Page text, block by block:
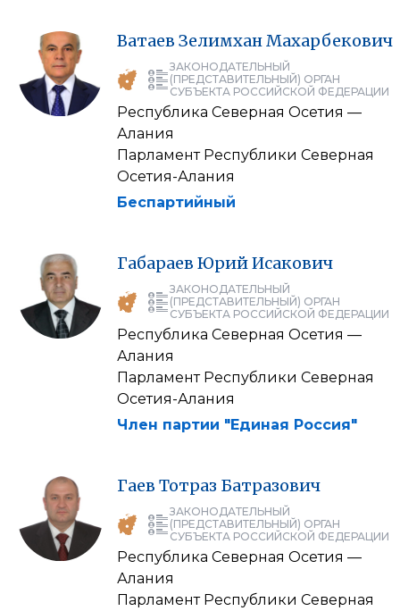
Ватаев Зелимхан Махарбекович
ЗАКОНОДАТЕЛЬНЫЙ
(ПРЕДСТАВИТЕЛЬНЫЙ) ОРГАН
СУБЪЕКТА РОССИЙСКОЙ ФЕДЕРАЦИИ
Республика Северная Осетия —
Алания
Парламент Республики Северная
Осетия-Алания
Беспартийный
Габараев ЮрийИсакович
ЗАКОНОДАТЕЛЬНЫЙ
(ПРЕДСТАВИТЕЛЬНЫЙ) ОРГАН
СУБЪЕКТА РОССИЙСКОЙ ФЕДЕРАЦИИ
Республика Северная Осетия —
Алания
Парламент Республики Северная
Осетия-Алания
Член партии "Единая Россия"
Гаев Тотраз Батразович
ЗАКОНОДАТЕЛЬНЫЙ
(ПРЕДСТАВИТЕЛЬНЫЙ) ОРГАН
СУБЪЕКТА РОССИЙСКОЙ ФЕДЕРАЦИИ
Республика Северная Осетия —
Алания
Парламент Республики Северная